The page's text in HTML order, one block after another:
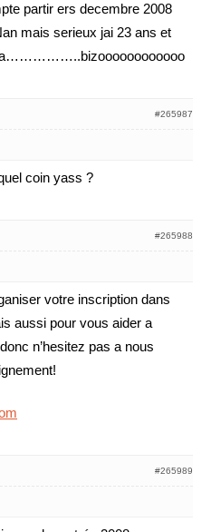
partir ers decembre 2008
mais serieux jai 23 ans et
la……………..bizoooooooooooo
#265987
coin yass ?
#265988
votre inscription dans
aussi pour vous aider a
n’hesitez pas a nous
#265989